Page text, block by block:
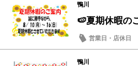
鴨川
🍉夏期休暇の
営業日・店休日
鴨川